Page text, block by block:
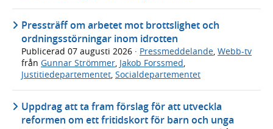
Pressträff om arbetet mot brottslighet och
ordningsstörningar inom idrotten
Publicerad 07 augusti 2026 · Pressmeddelande, Webb-tv
från Gunnar Strömmer, Jakob Forssmed,
Justitiedepartementet, Socialdepartementet
Uppdrag att ta fram förslag för att utveckla
reformen om ett fritidskort för barn och unga